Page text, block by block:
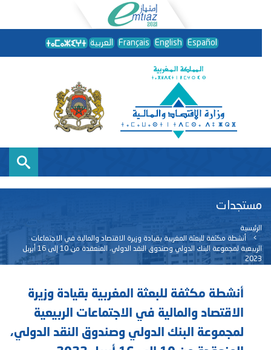
العربية Français English Español
مستجدات
الرئيسية
أنشطة مكثفة للبعثة المغربية بقيادة وزيرة الاقتصاد والمالية في الاجتماعات
الربيعية لمجموعة البنك الدولي وصندوق النقد الدولي، المنعقدة من 10 إلى 16 أبريل
2023
أنشطة مكثفة للبعثة المغربية بقيادة وزيرة
الاقتصاد والمالية في الاجتماعات الربيعية
لمجموعة البنك الدولي وصندوق النقد الدولي،